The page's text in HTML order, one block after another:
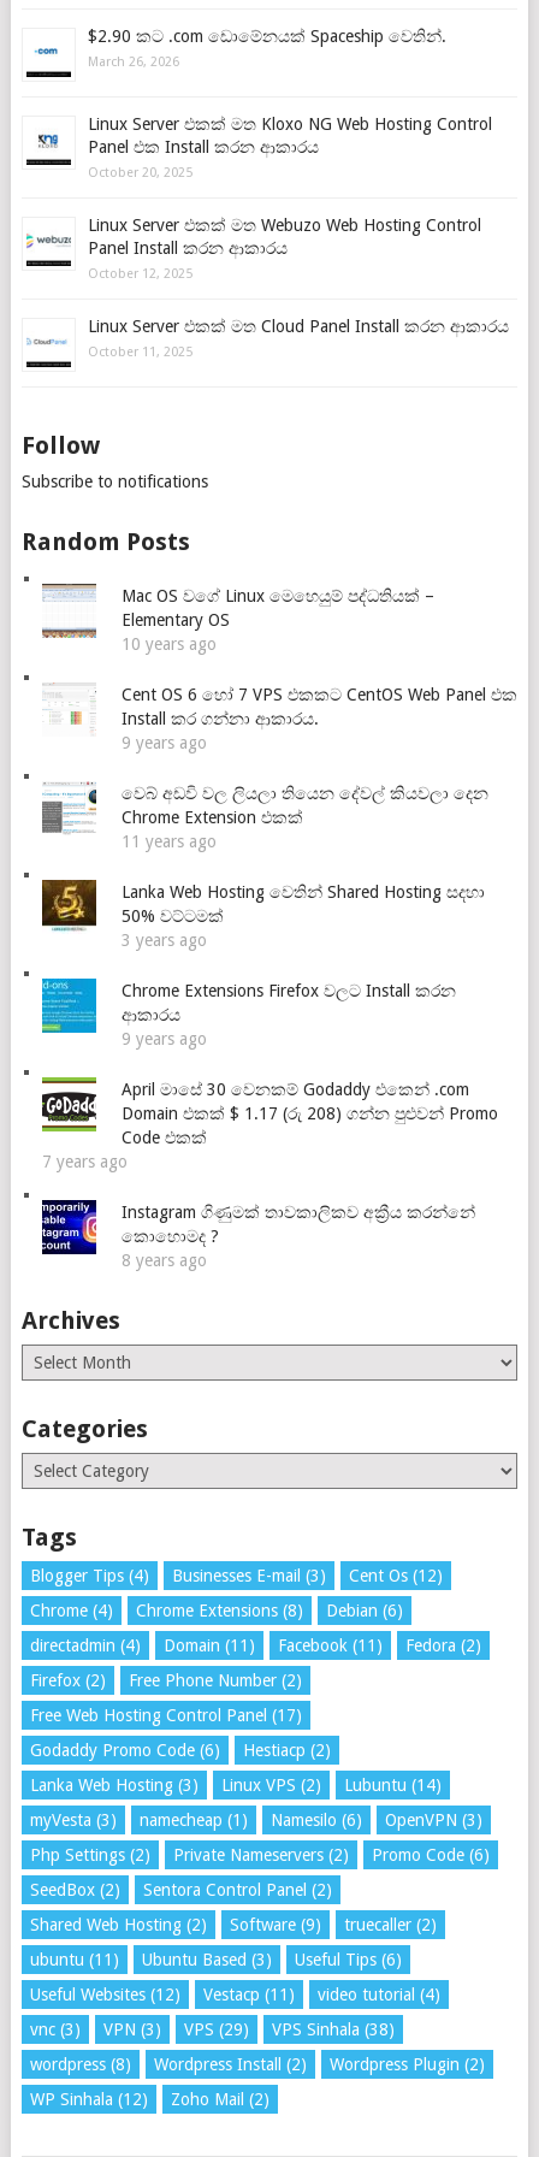
$2.90 කට .com ඩොමේනයක් Spaceship වෙතින්.
March 26, 2026
Linux Server එකක් මත Kloxo NG Web Hosting Control
Panel එක Install කරන ආකාරය
October 20, 2025
Linux Server එකක් මත Webuzo Web Hosting Control
Panel Install කරන ආකාරය
October 12, 2025
Linux Server එකක් මත Cloud Panel Install කරන ආකාරය
October 11, 2025
Follow
Subscribe to notifications
Random Posts
Mac OS වගේ Linux මෙහෙයුම් පද්ධතියක් –
Elementary OS
10 years ago
Cent OS 6 හෝ 7 VPS එකකට CentOS Web Panel එක
Install කර ගන්නා ආකාරය.
9 years ago
වෙබ් අඩවි වල ලියලා තියෙන දේවල් කියවලා දෙන
Chrome Extension එකක්
11 years ago
Lanka Web Hosting වෙතින් Shared Hosting සදහා
50% වට්ටමක්
3 years ago
Chrome Extensions Firefox වලට Install කරන
ආකාරය
9 years ago
April මාසේ 30 වෙනකම් Godaddy එකෙන් .com
Domain එකක් $ 1.17 (රු 208) ගන්න පුළුවන් Promo
Code එකක්
7 years ago
Instagram ගිණුමක් තාවකාලිකව අක්‍රීය කරන්නේ
කොහොමද ?
8 years ago
Archives
Archives
Categories
Categories
Tags
Blogger Tips(4) Businesses E-mail (3) Cent Os(12)
Chrome(4) Chrome Extensions(8) Debian (6)
directadmin (4) Domain (11) Facebook(11) Fedora (2)
Firefox(2) Free Phone Number(2)
Free Web Hosting Control Panel (17)
Godaddy Promo Code(6) Hestiacp (2)
Lanka Web Hosting(3) Linux VPS (2) Lubuntu (14)
myVesta (3) namecheap (1) Namesilo (6) OpenVPN (3)
Php Settings(2) Private Nameservers(2) Promo Code(6)
SeedBox(2) Sentora Control Panel (2)
Shared Web Hosting(2) Software(9) truecaller(2)
ubuntu (11) Ubuntu Based (3) Useful Tips(6)
Useful Websites(12) Vestacp (11) video tutorial (4)
vnc(3) VPN (3) VPS (29) VPS Sinhala (38)
wordpress(8) Wordpress Install (2) Wordpress Plugin (2)
WP Sinhala (12) Zoho Mail (2)